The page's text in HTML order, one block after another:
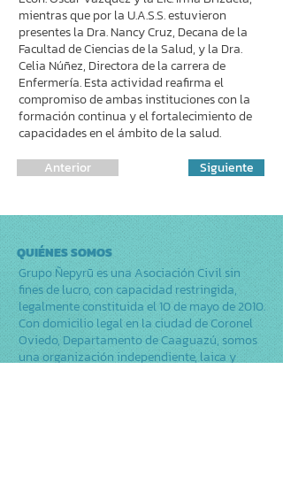
mientras que por la U.A.S.S. estuvieron
presentes la Dra. Nancy Cruz, Decana de la
Facultad de Ciencias de la Salud, y la Dra.
Celia Núñez, Directora de la carrera de
Enfermería. Esta actividad reafirma el
compromiso de ambas instituciones con la
formación continua y el fortalecimiento de
capacidades en el ámbito de la salud.
Anterior
Siguiente
QUIÉNES SOMOS
Grupo Ñepyrũ es una Asociación Civil sin
fines de lucro, con capacidad restringida,
legalmente constituida el 10 de mayo de 2010.
Con domicilio legal en la ciudad de Coronel
Oviedo, Departamento de Caaguazú, somos
una organización independiente, laica y